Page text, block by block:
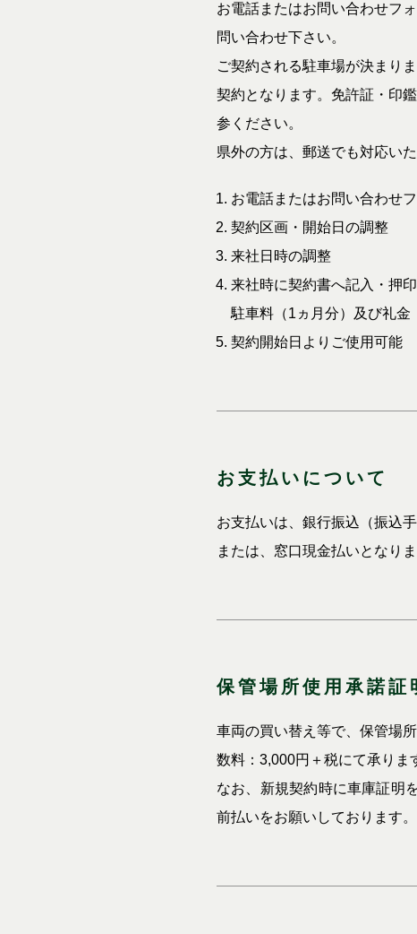
お電話またはお問い合わせフ
問い合わせ下さい。
ご契約される駐車場が決まり
契約となります。免許証・印
参ください。
県外の方は、郵送でも対応い
お電話またはお問い合わせ
契約区画・開始日の調整
来社日時の調整
来社時に契約書へ記入・押印
駐車料（1ヵ月分）及び礼金
契約開始日よりご使用可能
お支払いについて
お支払いは、銀行振込（振込
または、窓口現金払いとなり
保管場所使用承諾
車両の買い替え等で、保管場
数料：3,000円＋税にて承りま
なお、新規契約時に車庫証明
前払いをお願いしております。